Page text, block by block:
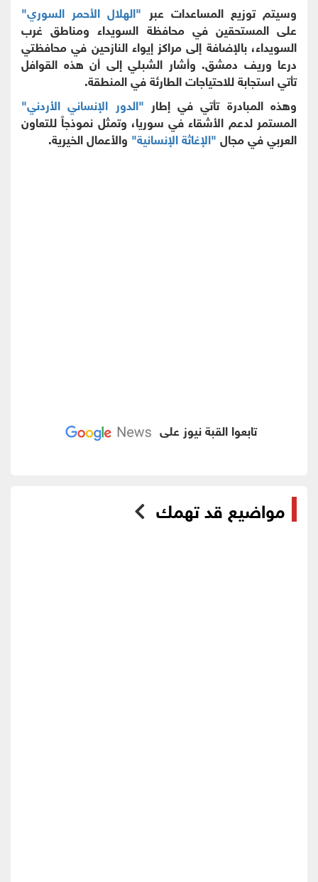
وسيتم توزيع المساعدات عبر "الهلال الأحمر السوري"
على المستحقين في محافظة السويداء ومناطق غرب
السويداء، بالإضافة إلى مراكز إيواء النازحين في محافظتي
درعا وريف دمشق. وأشار الشبلي إلى أن هذه القوافل
تأتي استجابة للاحتياجات الطارئة في المنطقة.
وهذه المبادرة تأتي في إطار "الدور الإنساني الأردني"
المستمر لدعم الأشقاء في سوريا، وتمثل نموذجاً للتعاون
العربي في مجال"الإغاثة الإنسانية" والأعمال الخيرية.
تابعوا القبة نيوز على
مواضيع قد تهمك